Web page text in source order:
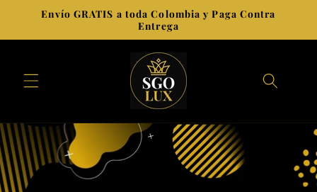
directamente
Envío GRATIS a toda Colombia y Paga Contra
Entrega